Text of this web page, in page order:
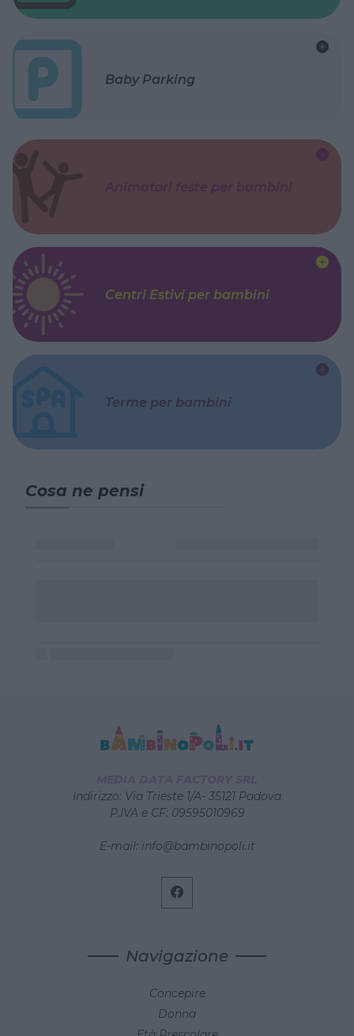
Baby Parking
Centri Estivi per bambini
Terme per bambini
Cosa ne pensi
Indirizzo: Via Trieste 1/A- 35121 Padova
P.IVA e CF: 09595010969
E-mail: info@bambinopoli.it
Navigazione
Concepire
Donna